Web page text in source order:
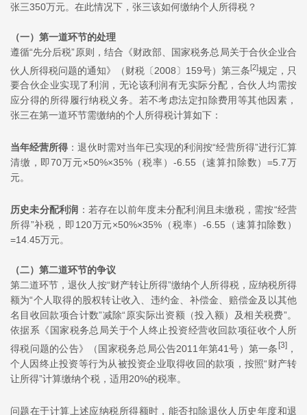
张三350万元。在此情况下，张三该如何缴纳个人所得税？
（一）第一道环节的处理
遵循“先分后税”原则，结合《财政部、国家税务总局关于合伙企业合
伙人所得税问题的通知》（财税〔2008〕159号）第三条[2]规定，只
要合伙企业实现了利润，无论该利润有无实际分配，合伙人均需按
应分得的所得履行纳税义务。若不考虑法定扣除费用等其他因素，
张三在第一道环节需缴纳的个人所得税计算如下：
当年经营所得 ：退伙时需对当年已实现的利润按“经营所得”进行汇算
清缴，即70万元×50%×35%（税率）-6.55（速算扣除数）=5.7万
元。
历史未分配利润 ：若存在以前年度未分配利润且未缴税，需按“经营
所得”补税，即120万元×50%×35%（税率）-6.55（速算扣除数）
=14.45万元。
（二）第二道环节的争议
第二道环节，退伙人按“财产转让所得”缴纳个人所得税，应纳税所得
额为“个人取得的股权转让收入、违约金、补偿金、赔偿金及以其他
名目收回款项合计数”减除“原实际出资额（投入额）及相关税费”。
依据系《国家税务总局关于个人终止投资经营收回款项征收个人所
得税问题的公告》（国家税务总局公告2011年第41号）第一条 [3]，
个人因终止投资等行为从被投资企业取得收回的款项，按照“财产转
让所得”计算缴纳个税，适用20%的税率。
问题在于计算上述应纳税所得额时，能否扣除退伙人历史年度和退